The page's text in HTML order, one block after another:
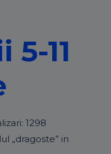
11
1298
„dragoste” in